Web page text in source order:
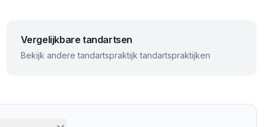
Vergelijkbare tandartsen
Bekijk anderetandartspraktijk tandartspraktijken